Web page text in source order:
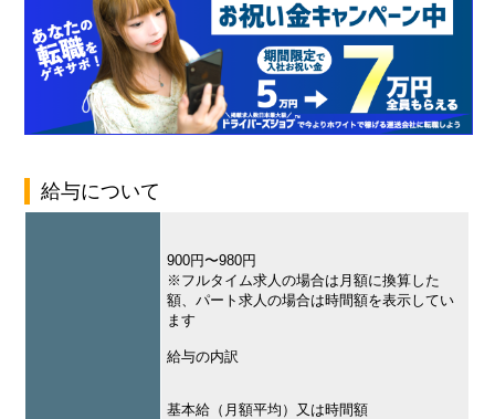
給与について
900円〜980円
※フルタイム求人の場合は月額に換算した
額、パート求人の場合は時間額を表示してい
ます
給与の内訳
基本給（月額平均）又は時間額